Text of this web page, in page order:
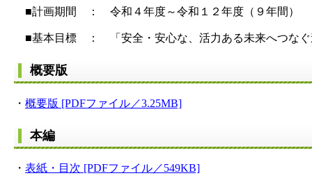
■計画期間 ： 令和４年度～令和１２年度（９年間）
■基本目標 ： 「安全・安心な、活力ある未来へつなぐ
概要版
・ 概要版 [PDFファイル／3.25MB]
本編
・ 表紙・目次 [PDFファイル／549KB]